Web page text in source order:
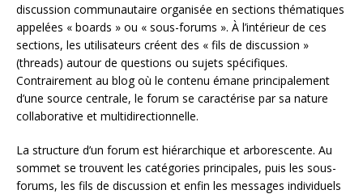
discussion communautaire organisée en sections thématiques
appelées « boards » ou « sous-forums ». À l’intérieur de ces
sections, les utilisateurs créent des « fils de discussion »
(threads) autour de questions ou sujets spécifiques.
Contrairement au blog où le contenu émane principalement
d’une source centrale, le forum se caractérise par sa nature
collaborative et multidirectionnelle.
La structure d’un forum est hiérarchique et arborescente. Au
sommet se trouvent les catégories principales, puis les sous-
forums, les fils de discussion et enfin les messages individuels